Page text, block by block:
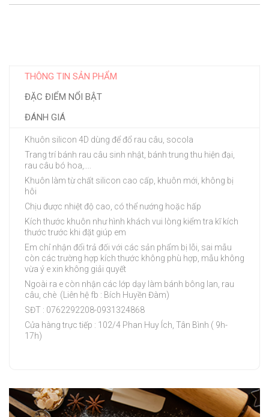
THÔNG TIN SẢN PHẨM
ĐẶC ĐIỂM NỔI BẬT
ĐÁNH GIÁ
Khuôn silicon 4D dùng để đổ rau câu, socola
Trang trí bánh rau câu sinh nhật, bánh trung thu hiện đại,
rau câu bó hoa,....
Khuôn làm từ chất silicon cao cấp, khuôn mới, không bị
hôi
Chịu được nhiệt độ cao, có thể nướng hoặc hấp
Kích thước khuôn như hình khách vui lòng kiểm tra kĩ kích
thước trước khi đặt giúp em
Em chỉ nhận đổi trả đối với các sản phẩm bị lỗi, sai mẫu
còn các trường hợp kích thước không phù hợp, mẫu không
vừa ý e xin không giải quyết
Ngoài ra e còn nhận các lớp dạy làm bánh bông lan, rau
câu, chè (Liên hệ fb : Bích Huyền Đàm)
SĐT : 0762292208-0931324868
Cửa hàng trực tiếp : 102/4 Phan Huy Ích, Tân Bình ( 9h-
17h)